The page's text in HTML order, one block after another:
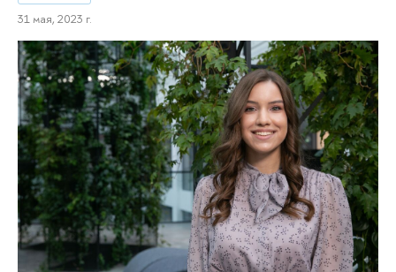
31 мая, 2023 г.